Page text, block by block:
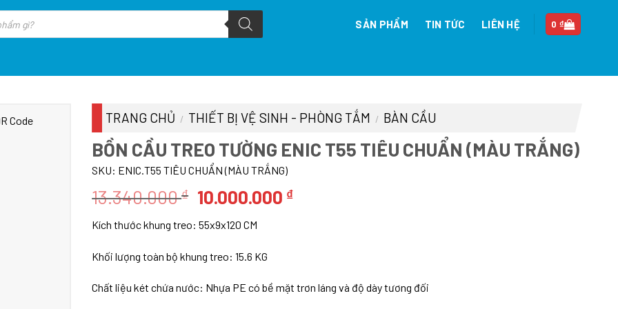
SẢN PHẨM TIN TỨC LIÊN HỆ 0₫
TRANG CHỦ / THIẾT BỊ VỆ SINH - PHÒNG TẮM / BÀN CẦU
BỒN CẦU TREO TƯỜNG ENIC T55 TIÊU CHUẨN (MÀU TRẮNG)
SKU: ENIC.T55 TIÊU CHUẨN (MÀU TRẮNG)
13.340.000₫ Giá
là:
13.340.000 ₫.
10.000.000 ₫Giá
Kích thước khung treo: 55x9x120 CM
Khối lượng toàn bộ khung treo: 15.6 KG
Chất liệu két chứa nước: Nhựa PE có bề mặt trơn láng và độ dày tương đối